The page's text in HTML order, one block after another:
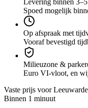
Spoed mogelijk
Op afspraak met
Vooraf bevestigd
Milieuzone &
Euro VI-vloot, en
Vaste prijs voor
Binnen 1 minuut